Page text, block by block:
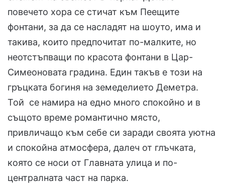
повечето хора се стичат към Пеещите
фонтани, за да се насладят на шоуто, има и
такива, които предпочитат по-малките, но
неотстъпващи по красота фонтани в Цар-
Симеоновата градина. Един такъв е този на
гръцката богиня на земеделието Деметра.
Той се намира на едно много спокойно и в
същото време романтично място,
привличащо към себе си заради своята уютна
и спокойна атмосфера, далеч от глъчката,
която се носи от Главната улица и по-
централната част на парка.